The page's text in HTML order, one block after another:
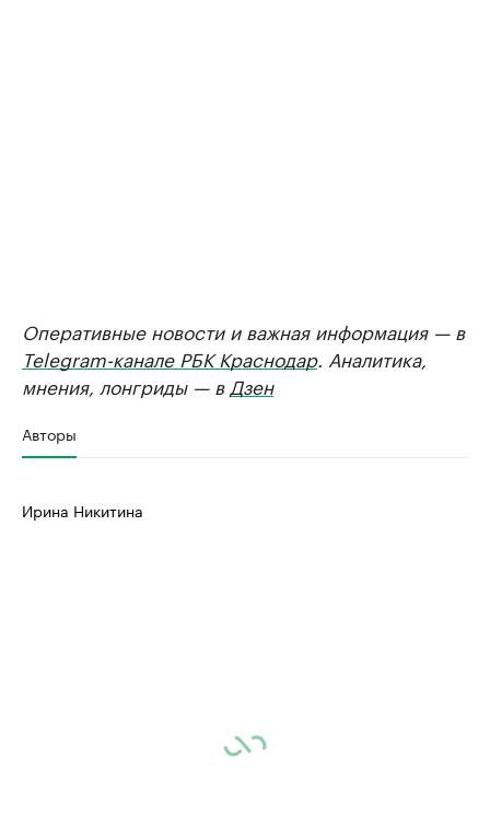
Оперативные новости и важная информация — в
Telegram-канале РБК Краснодар. Аналитика,
мнения, лонгриды — в Дзен
Авторы
Ирина Никитина